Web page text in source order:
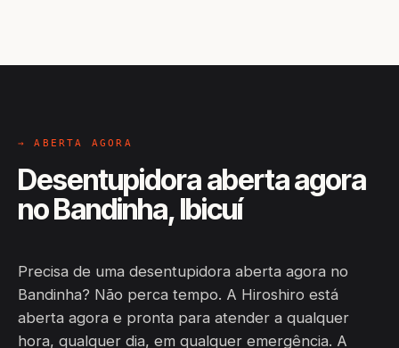
→ ABERTA AGORA
Desentupidora aberta agora
no Bandinha, Ibicuí
Precisa de uma desentupidora aberta agora no
Bandinha? Não perca tempo. A Hiroshiro está
aberta agora e pronta para atender a qualquer
hora, qualquer dia, em qualquer emergência. A